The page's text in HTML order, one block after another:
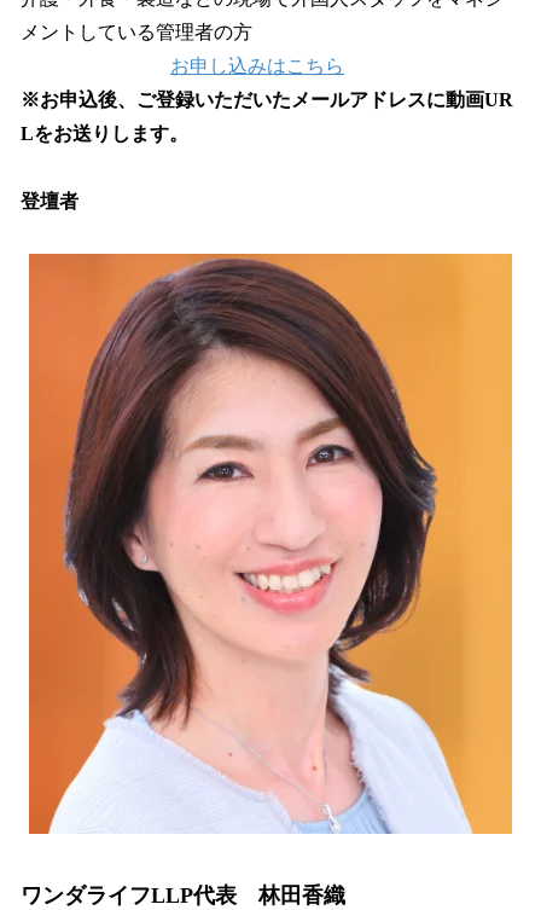
メントしている管理者の方
お申し込みはこちら
※お申込後、ご登録いただいたメールアドレスに動画UR
Lをお送りします。
登壇者
ワンダライフLLP代表 林田香織